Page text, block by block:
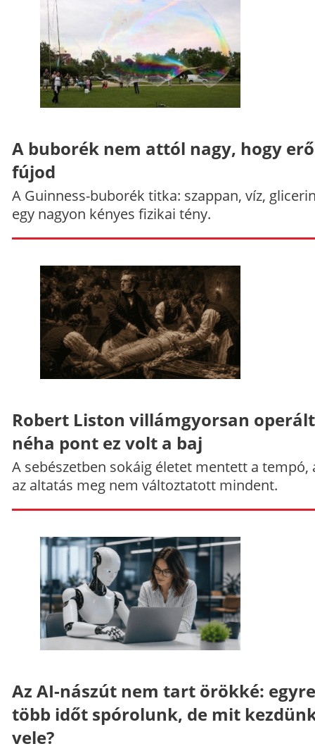
A buborék nem attól nagy, hogy
fújod
A Guinness-buborék titka: szappan, víz,
egy nagyon kényes fizikai tény.
Robert Liston villámgyorsan
néha pont ez volt a baj
A sebészetben sokáig életet mentett a tempó,
az altatás meg nem változtatott mindent.
Az AI-nászút nem tart örökké: egyre
több időt spórolunk, de mit
vele?